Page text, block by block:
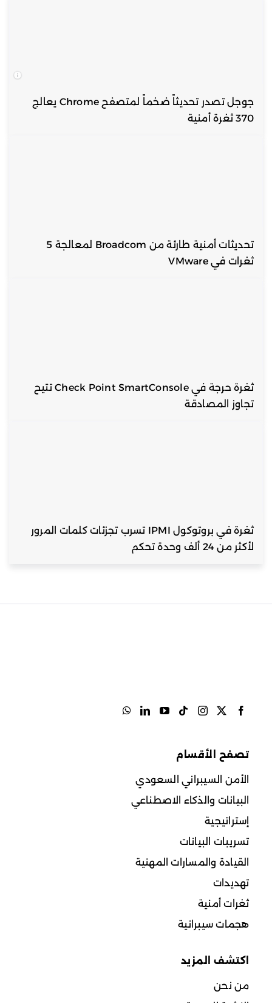
جوجل تصدر تحديثاً ضخماً لمتصفح Chrome يعالج
370 ثغرة أمنية
تحديثات أمنية طارئة من Broadcom لمعالجة 5
ثغرات في VMware
ثغرة حرجة في Check Point SmartConsole تتيح
تجاوز المصادقة
ثغرة في بروتوكول IPMI تسرب تجزئات كلمات المرور
لأكثر من 24 ألف وحدة تحكم
تصفح الأقسام
الأمن السيبراني السعودي
البيانات والذكاء الاصطناعي
إستراتيجية
تسريبات البيانات
القيادة والمسارات المهنية
تهديدات
ثغرات أمنية
هجمات سيبرانية
اكتشف المزيد
من نحن